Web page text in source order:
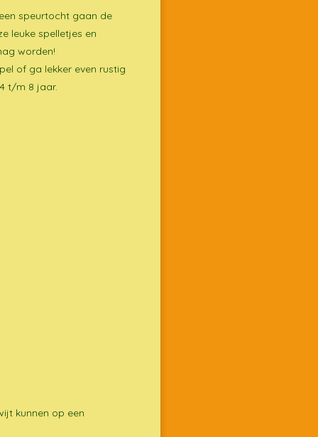
speurtocht gaan de
leuke spelletjes en
worden!
of ga lekker even rustig
t/m 8 jaar.
kunnen op een